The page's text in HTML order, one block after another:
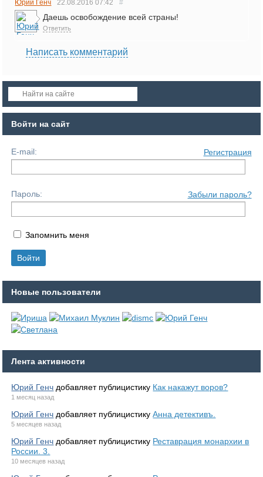
Юрий Генч 22.08.201607:42 #
Даешь освобождение всей страны!
Ответить
Написать комментарий
Войти на сайт
E-mail: Регистрация
Пароль: Забыли пароль?
Запомнить меня
Новые пользователи
Лента активности
Юрий Генч добавляет публицистику Как накажут воров?
1 месяц назад
Юрий Генч добавляет публицистикуАнна детективъ.
5 месяцев назад
Юрий Генч добавляет публицистику Реставрация монархии в
России. 3.
10 месяцев назад